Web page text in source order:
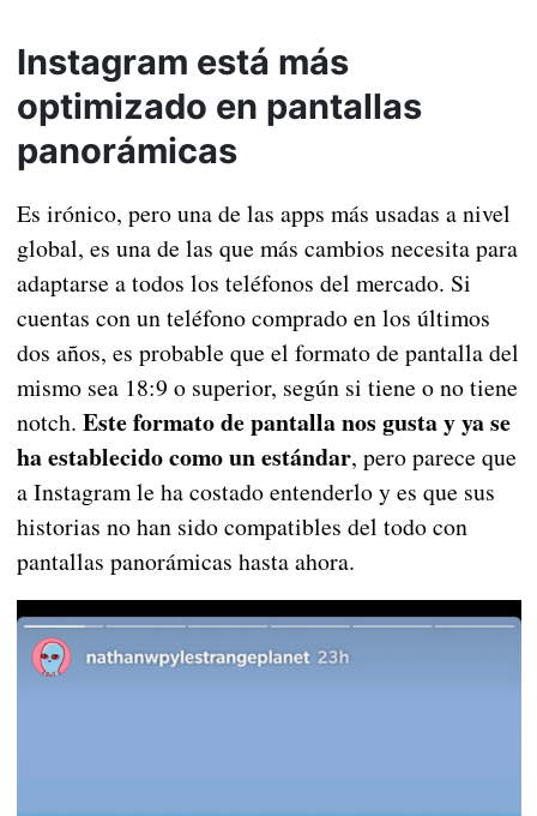
Instagram está más
optimizado en pantallas
panorámicas
Es irónico, pero una de las apps más usadas a nivel
global, es una de las que más cambios necesita para
adaptarse a todos los teléfonos del mercado. Si
cuentas con un teléfono comprado en los últimos
dos años, es probable que el formato de pantalla del
mismo sea 18:9 o superior, según si tiene o no tiene
notch. Este formato de pantalla nos gusta y ya se
ha establecido como un estándar, pero parece que
a Instagram le ha costado entenderlo y es que sus
historias no han sido compatibles del todo con
pantallas panorámicas hasta ahora.